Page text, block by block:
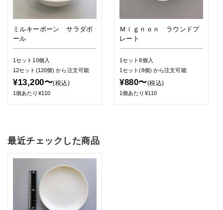
ミルキーボーン サラダボ
ール
1セット10個入
12セット(120個)から注文可能
¥13,200〜(税込)
1個あたり¥110
Ｍｉｇｎｏｎ ラウンドプ
レート
1セット8個入
1セット(8個) から注文可能
¥880〜(税込)
1個あたり¥110
最近チェックした商品